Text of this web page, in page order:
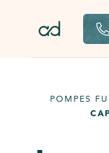
POMPES